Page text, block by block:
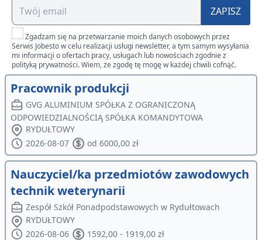
ZAPISZ
Zgadzam się na przetwarzanie moich danych osobowych przez
Serwis Jobesto w celu realizacji usługi newsletter, a tym samym wysyłania
mi informacji o ofertach pracy, usługach lub nowościach zgodnie z
polityką prywatności. Wiem, że zgodę tę mogę w każdej chwili cofnąć.
Pracownik produkcji
GVG ALUMINIUM SPÓŁKA Z OGRANICZONĄ
ODPOWIEDZIALNOŚCIĄ SPÓŁKA KOMANDYTOWA
RYDUŁTOWY
2026-08-07
od 6000,00 zł
Nauczyciel/ka przedmiotów zawodowych
technik weterynarii
Zespół Szkół Ponadpodstawowych w Rydułtowach
RYDUŁTOWY
2026-08-06
1592,00 - 1919,00 zł